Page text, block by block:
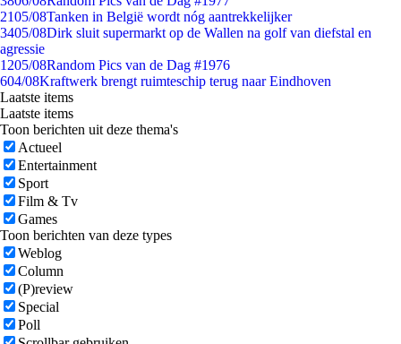
2105/08Tanken in België wordt nóg aantrekkelijker
3405/08Dirk sluit supermarkt op de Wallen na golf van diefstal en
agressie
1205/08Random Pics van de Dag #1976
604/08Kraftwerk brengt ruimteschip terug naar Eindhoven
Laatste items
Laatste items
Toon berichten uit deze thema's
Actueel
Entertainment
Sport
Film & Tv
Games
Toon berichten van deze types
Weblog
Column
(P)review
Special
Poll